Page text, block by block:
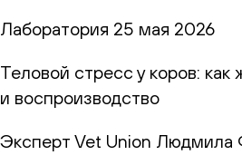
Лаборатория 25 мая 2026
Теловой стресс у коров: как
и воспроизводство
Эксперт Vet Union Людмила